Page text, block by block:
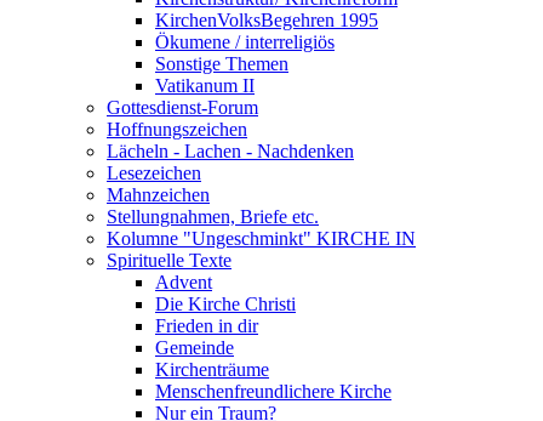
KirchenVolksBegehren 1995
Ökumene / interreligiös
Sonstige Themen
Vatikanum II
Gottesdienst-Forum
Hoffnungszeichen
Lächeln - Lachen - Nachdenken
Lesezeichen
Mahnzeichen
Stellungnahmen, Briefe etc.
Kolumne "Ungeschminkt" KIRCHE IN
Spirituelle Texte
Advent
Die Kirche Christi
Frieden in dir
Gemeinde
Kirchenträume
Menschenfreundlichere Kirche
Nur ein Traum?